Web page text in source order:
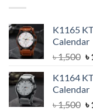
K1165
Calendar
৳1,500
৳
৳
K1164
Calendar
৳1,500 ৳